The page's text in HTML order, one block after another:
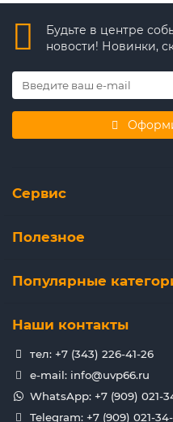
Будьте в центре
новости! Новинки,
Сервис
Полезное
Популярные
Наши контакты
тел: +7 (343) 226-41-26
e-mail: info@uvp66.ru
WhatsApp: +7 (909) 021-
Telegram: +7 (909) 021-